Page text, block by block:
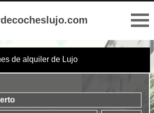
de alquiler de Lujo